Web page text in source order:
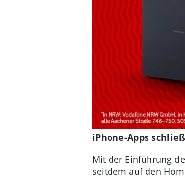
iPhone-Apps
Mit der Einführung
seitdem auf den